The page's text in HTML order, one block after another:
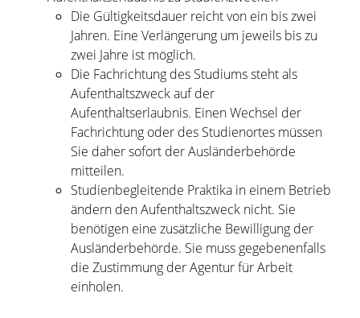
Die Gültigkeitsdauer reicht von ein bis zwei
Jahren. Eine Verlängerung um jeweils bis zu
zwei Jahre ist möglich.
Die Fachrichtung des Studiums steht als
Aufenthaltszweck auf der
Aufenthaltserlaubnis. Einen Wechsel der
Fachrichtung oder des Studienortes müssen
Sie daher sofort der Ausländerbehörde
mitteilen.
Studienbegleitende Praktika in einem Betrieb
ändern den Aufenthaltszweck nicht. Sie
benötigen eine zusätzliche Bewilligung der
Ausländerbehörde. Sie muss gegebenenfalls
die Zustimmung der Agentur für Arbeit
einholen.